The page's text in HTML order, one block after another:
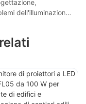
dell'illuminazione,